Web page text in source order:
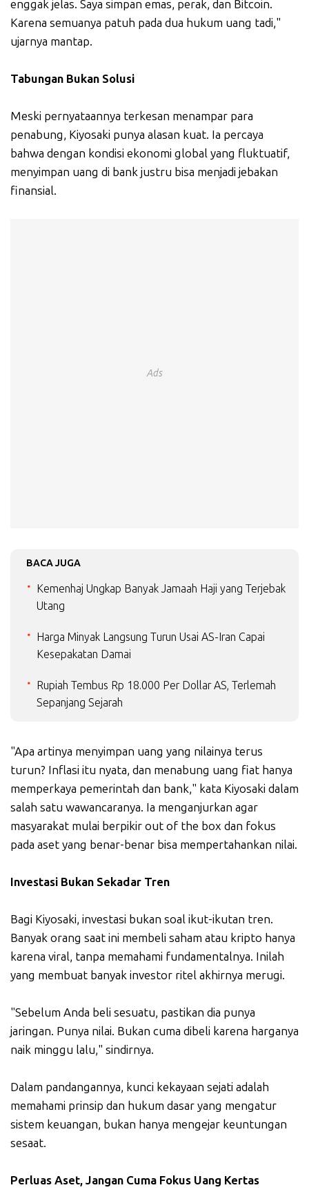
enggak jelas. Saya simpan emas, perak, dan Bitcoin.
Karena semuanya patuh pada dua hukum uang tadi,"
ujarnya mantap.
Tabungan Bukan Solusi
Meski pernyataannya terkesan menampar para
penabung, Kiyosaki punya alasan kuat. Ia percaya
bahwa dengan kondisi ekonomi global yang fluktuatif,
menyimpan uang di bank justru bisa menjadi jebakan
finansial.
Ads
BACA JUGA
Kemenhaj Ungkap Banyak Jamaah Haji yang Terjebak
Utang
Harga Minyak Langsung Turun Usai AS-Iran Capai
Kesepakatan Damai
Rupiah Tembus Rp 18.000 Per Dollar AS, Terlemah
Sepanjang Sejarah
"Apa artinya menyimpan uang yang nilainya terus
turun? Inflasi itu nyata, dan menabung uang fiat hanya
memperkaya pemerintah dan bank," kata Kiyosaki dalam
salah satu wawancaranya. Ia menganjurkan agar
masyarakat mulai berpikir out of the box dan fokus
pada aset yang benar-benar bisa mempertahankan nilai.
Investasi Bukan Sekadar Tren
Bagi Kiyosaki, investasi bukan soal ikut-ikutan tren.
Banyak orang saat ini membeli saham atau kripto hanya
karena viral, tanpa memahami fundamentalnya. Inilah
yang membuat banyak investor ritel akhirnya merugi.
"Sebelum Anda beli sesuatu, pastikan dia punya
jaringan. Punya nilai. Bukan cuma dibeli karena harganya
naik minggu lalu," sindirnya.
Dalam pandangannya, kunci kekayaan sejati adalah
memahami prinsip dan hukum dasar yang mengatur
sistem keuangan, bukan hanya mengejar keuntungan
sesaat.
Perluas Aset, Jangan Cuma Fokus Uang Kertas